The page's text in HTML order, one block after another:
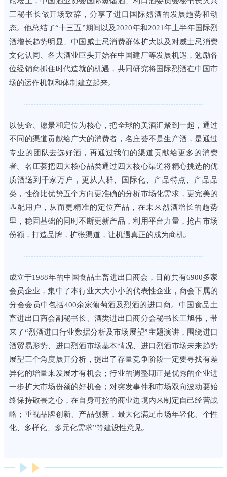
三秘书长做开场致辞，分享了进口国际烈酒的发展趋势和动
态。他总结了“十三五”期间以及2020年和2021年上半年国际烈
酒增长趋势明显、中国威士忌消费群体扩大以及对威士忌消费
文化认同、各大酒业巨头开始在中国建厂等发展机遇，勉励各
位经销商抓住时代造就的机遇，共同研究将国际烈酒在中国市
场的运作机制和体制建立起来。
以使命、愿景和定位为核心，把全球的美酒汇聚到一起，通过
不同的渠道贡献给广大的消费者，名庄荟不是生产酒，是通过
专业的团队去选好酒，再通过我们的渠道贡献给更多的消费
者。名庄荟把四大核心品类通过四大核心渠道将精心挑选的优
质酒送到千家万户，更从人群、国际化、产品特点、产品品
类，性价比优势五个方向更准确的分析市场化需求，更完美的
匹配用户，从而更精准的定位产品，在未来烈酒增长的趋势
里，稳固基础的同时不断更新产品，利用平台力量，抢占市场
份额，打造品牌，扩张渠道，让机遇真正的成为商机。
成立于1988年的中国食品土畜进出口商会，目前共有6900多家
会员企业，集中了本行业大大小小的代表性企业，商会下属的
分会会员中包括400余家葡萄酒及烈酒的进口商。中国食品土
畜进出口商会副秘书长、酒类进出口商分会秘书长王旭伟，带
来了“烈酒进口行业数据分析及市场展望”主题演讲，围绕进口
酒贸易形势、进口烈酒市场基本情况、进口烈酒市场未来趋势
展望三个角度展开分析，提出了存量竞争阶段一定要寻找有差
异化的增量来发展才有机会；行业的调整期正是优秀的企业进
一步扩大市场份额的好机会；对突发事件和市场双向波动要始
终保持敬畏之心，在自身可控的商业边境内来制定自己经营战
略；重视品牌创新、产品创新，最大化满足市场年轻化、个性
化、多样化、多元化需求”等建设性意见。